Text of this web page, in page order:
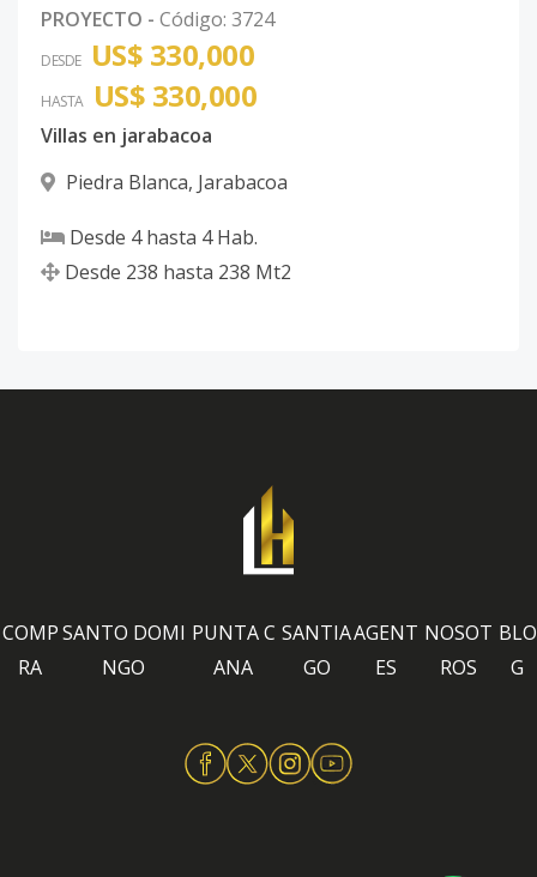
PROYECTO - Código: 3724
DESDE US$ 330,000
HASTA US$ 330,000
Villas en jarabacoa
Piedra Blanca, Jarabacoa
Desde 4 hasta 4Hab.
Desde 238 hasta 238 Mt2
COMP
RA
SANTO DOMI
NGO
PUNTA C
ANA
SANTIA
GO
AGENT
ES
NOSOT
ROS
BLO
G